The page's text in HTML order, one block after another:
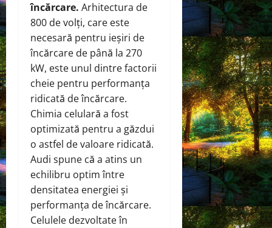
încărcare. Arhitectura de
800 de volți, care este
necesară pentru ieșiri de
încărcare de până la 270
kW, este unul dintre factorii
cheie pentru performanța
ridicată de încărcare.
Chimia celulară a fost
optimizată pentru a găzdui
o astfel de valoare ridicată.
Audi spune că a atins un
echilibru optim între
densitatea energiei și
performanța de încărcare.
Celulele dezvoltate în